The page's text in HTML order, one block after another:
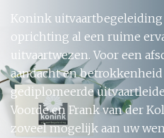
Konink
oprichting al een ruime
uitvaartwezen. Voor een
aandacht en betrokkenheid
gediplomeerde
Voorde en Frank van der
zoveel mogelijk aan uw